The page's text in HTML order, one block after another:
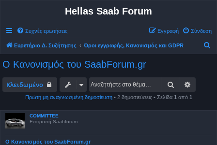
Hellas Saab Forum
Συχνές ερωτήσεις Σύνδεση
Εγγραφή
Ευρετήριο Δ. Συζήτησης Όροι εγγραφής, Κανονισμός και GDPR
Ο Κανονισμός του SaabForum.gr
Κλειδωμένο Αναζήτηση
Πρώτη μη αναγνωσμένη δημοσίευση• 2 δημοσιεύσεις • Σελίδα 1 από 1
COMMITTEE
Επιτροπή Saabforum
Ο Κανονισμός του SaabForum.gr